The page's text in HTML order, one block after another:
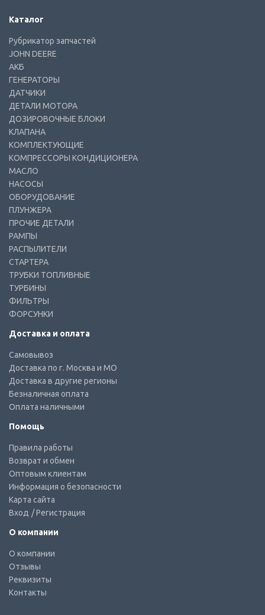
Каталог
Рубрикатор запчастей
JOHN DEERE
АКБ
ГЕНЕРАТОРЫ
ДАТЧИКИ
ДЕТАЛИ МОТОРА
ДОЗИРОВОЧНЫЕ БЛОКИ
КЛАПАНА
КОМПЛЕКТУЮЩИЕ
КОМПРЕССОРЫ КОНДИЦИОНЕРА
МАСЛО
НАСОСЫ
ОБОРУДОВАНИЕ
ПЛУНЖЕРА
ПРОЧИЕ ДЕТАЛИ
РАМПЫ
РАСПЫЛИТЕЛИ
СТАРТЕРА
ТРУБКИ ТОПЛИВНЫЕ
ТУРБИНЫ
ФИЛЬТРЫ
ФОРСУНКИ
Доставка и оплата
Самовывоз
Доставка по г. Москва и МО
Доставка в другие регионы
Безналичная оплата
Оплата наличными
Помощь
Правила работы
Возврат и обмен
Оптовым клиентам
Информация о безопасности
Карта сайта
Вход / Регистрация
О компании
О компании
Отзывы
Реквизиты
Контакты